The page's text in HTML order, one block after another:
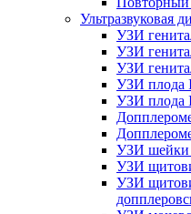
Ультразвуковая
УЗИ
УЗИ
УЗИ
УЗИ плода
УЗИ плода
УЗИ шейки
УЗИ
УЗИ